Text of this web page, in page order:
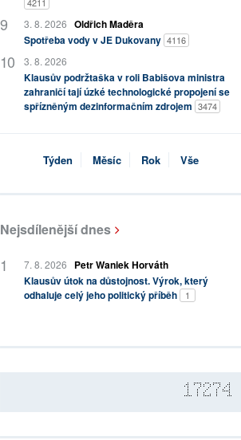
4211
3. 8. 2026 Oldřich Maděra
Spotřeba vody v JE Dukovany 4116
3. 8. 2026
Klausův podržtaška v roli Babišova ministra
zahraničí tají úzké technologické propojení se
spřízněným dezinformačním zdrojem 3474
Týden Měsíc Rok Vše
Nejsdílenější dnes
7. 8. 2026
Petr Waniek Horváth
Klausův útok na důstojnost. Výrok, který
odhaluje celý jeho politický příběh
1
17274